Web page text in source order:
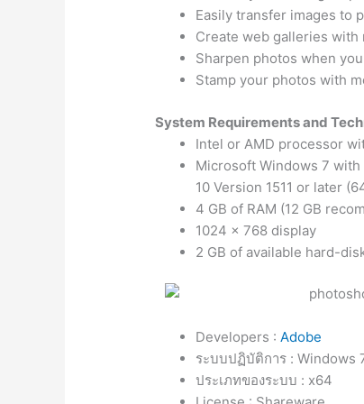
Easily transfer images to
Create web galleries
Sharpen photos when
Stamp your photos with
System Requirements and
Intel or AMD processor
Microsoft Windows 7
10 Version 1511 or later
4 GB of RAM (12 GB
1024 x 768 display
2 GB of available hard-
Developers :Adobe
ระบบปฏิบัติการ : Windows
ประเภทของระบบ : x64